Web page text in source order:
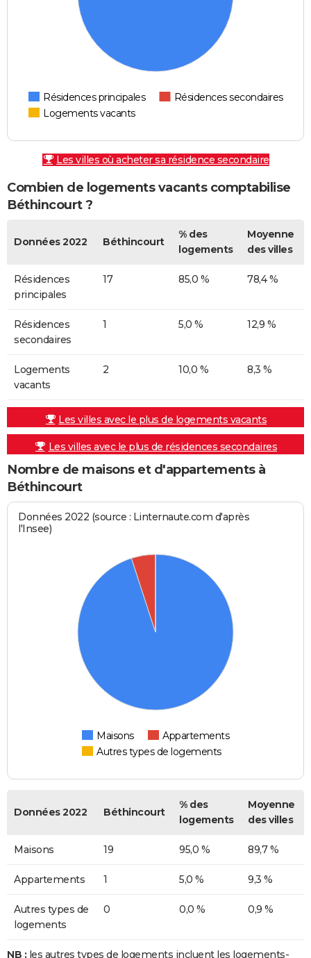
Résidences principales
Résidences secondaires
Logements vacants
Les villes où acheter sa résidence secondaire
Combien de logements vacants comptabilise
Béthincourt ?
Données 2022 Béthincourt
% des
logements
Moyenne
des villes
Résidences
principales
17 85,0 % 78,4 %
Résidences
secondaires
1 5,0 % 12,9 %
Logements
vacants
2 10,0 % 8,3 %
Les villes avec le plus de logements vacants
Les villes avec le plus de résidences secondaires
Nombre de maisons et d'appartements à
Béthincourt
Données 2022 (source : Linternaute.com d'après
l'Insee)
Maisons
Appartements
Autres types de logements
Données 2022 Béthincourt
% des
logements
Moyenne
des villes
Maisons 19 95,0 % 89,7 %
Appartements 1 5,0 % 9,3 %
Autres types de
logements
0 0,0 % 0,9 %
NB : les autres types de logements incluent les logements-